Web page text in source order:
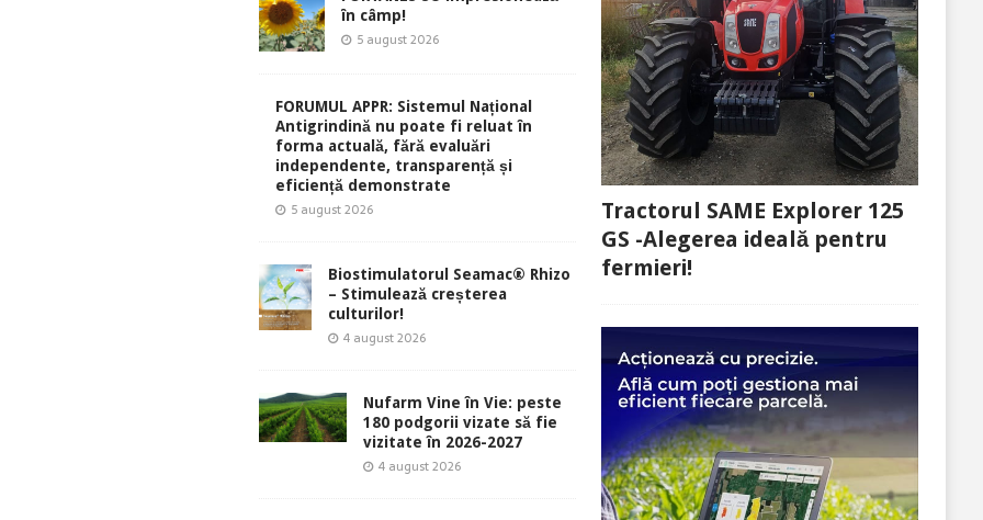
în câmp!
5 august 2026
FORUMUL APPR: Sistemul Național
Antigrindină nu poate fi reluat în
forma actuală, fără evaluări
independente, transparență și
eficiență demonstrate
5 august 2026
Biostimulatorul Seamac® Rhizo
– Stimulează creșterea
culturilor!
4 august 2026
Nufarm Vine în Vie: peste
180 podgorii vizate să fie
vizitate în 2026-2027
4 august 2026
Tractorul SAME Explorer 125
GS -Alegerea ideală pentru
fermieri!